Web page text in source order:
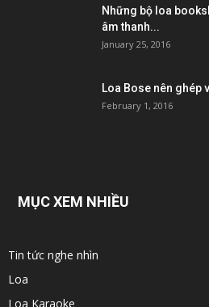
Những bộ loa
âm thanh...
January 25, 2016
Loa Bose nên ghép
February 1, 2016
MỤC XEM NHIỀU
Tin tức nghe nhìn
Loa
Loa Karaoke